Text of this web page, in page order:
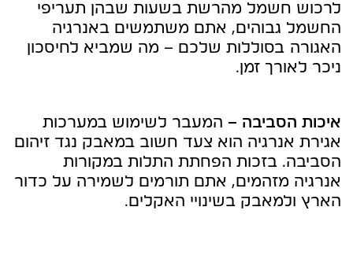
לרכוש חשמל מהרשת בשעות שבהן תעריפי
החשמל גבוהים, אתם משתמשים באנרגיה
האגורה בסוללות שלכם – מה שמביא לחיסכון
ניכר לאורך זמן.
איכות הסביבה – המעבר לשימוש במערכות
אגירת אנרגיה הוא צעד חשוב במאבק נגד זיהום
הסביבה. בזכות הפחתת התלות במקורות
אנרגיה מזהמים, אתם תורמים לשמירה על כדור
הארץ ולמאבק בשינויי האקלים.